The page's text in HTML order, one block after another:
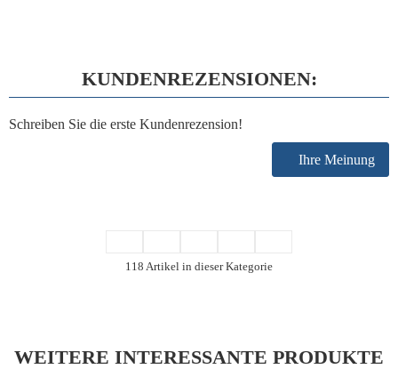
KUNDENREZENSIONEN:
Schreiben Sie die erste Kundenrezension!
Ihre Meinung
118 Artikel in dieser Kategorie
WEITERE INTERESSANTE PRODUKTE